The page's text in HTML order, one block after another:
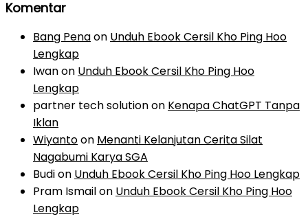
Komentar
Bang Penaon Unduh Ebook Cersil Kho Ping Hoo
Lengkap
Iwanon Unduh Ebook Cersil Kho Ping Hoo
Lengkap
partner tech solutionon Kenapa ChatGPT Tanpa
Iklan
Wiyantoon Menanti Kelanjutan Cerita Silat
Nagabumi Karya SGA
Budion Unduh Ebook Cersil Kho Ping Hoo Lengkap
Pram Ismailon Unduh Ebook Cersil Kho Ping Hoo
Lengkap